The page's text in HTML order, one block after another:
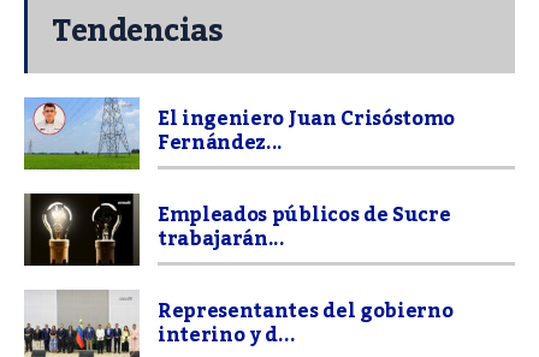
Tendencias
El ingeniero Juan Crisóstomo
Fernández...
Empleados públicos de Sucre
trabajarán...
Representantes del gobierno
interino y d...